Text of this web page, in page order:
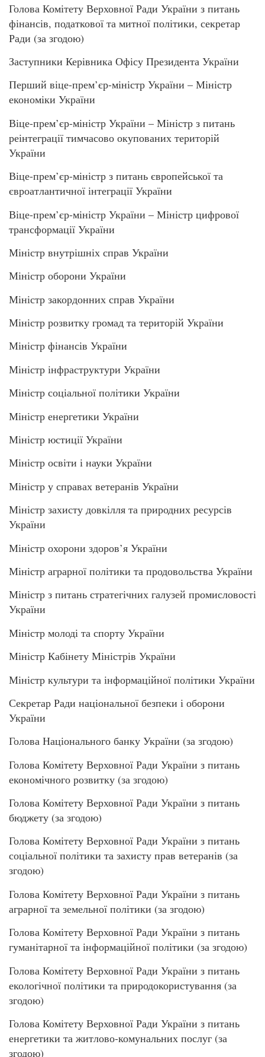
Голова Комітету Верховної Ради України з питань
фінансів, податкової та митної політики, секретар
Ради (за згодою)
Заступники Керівника Офісу Президента України
Перший віце-прем’єр-міністр України – Міністр
економіки України
Віце-прем’єр-міністр України – Міністр з питань
реінтеграції тимчасово окупованих територій
України
Віце-прем’єр-міністр з питань європейської та
євроатлантичної інтеграції України
Віце-прем’єр-міністр України – Міністр цифрової
трансформації України
Міністр внутрішніх справ України
Міністр оборони України
Міністр закордонних справ України
Міністр розвитку громад та територій України
Міністр фінансів України
Міністр інфраструктури України
Міністр соціальної політики України
Міністр енергетики України
Міністр юстиції України
Міністр освіти і науки України
Міністр у справах ветеранів України
Міністр захисту довкілля та природних ресурсів
України
Міністр охорони здоров’я України
Міністр аграрної політики та продовольства України
Міністр з питань стратегічних галузей промисловості
України
Міністр молоді та спорту України
Міністр Кабінету Міністрів України
Міністр культури та інформаційної політики України
Секретар Ради національної безпеки і оборони
України
Голова Національного банку України (за згодою)
Голова Комітету Верховної Ради України з питань
економічного розвитку (за згодою)
Голова Комітету Верховної Ради України з питань
бюджету (за згодою)
Голова Комітету Верховної Ради України з питань
соціальної політики та захисту прав ветеранів (за
згодою)
Голова Комітету Верховної Ради України з питань
аграрної та земельної політики (за згодою)
Голова Комітету Верховної Ради України з питань
гуманітарної та інформаційної політики (за згодою)
Голова Комітету Верховної Ради України з питань
екологічної політики та природокористування (за
згодою)
Голова Комітету Верховної Ради України з питань
енергетики та житлово-комунальних послуг (за
згодою)